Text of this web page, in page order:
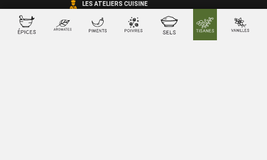
LES ATELIERS CUISINE
LES COFFRETS SUR-MESURE